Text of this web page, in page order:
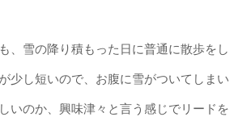
、雪の降り積もった日に普通に散歩をし
少し短いので、お腹に雪がついてしまい
いのか、興味津々と言う感じでリードを